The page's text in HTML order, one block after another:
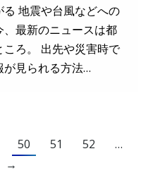
地震や台風などへの
最新のニュースは都
ろ。 出先や災害時で
が見られる方法…
50 51 52
…
→